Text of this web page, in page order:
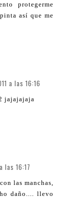
protegerme
así que me
a las 16:16
jajajajaja
las 16:17
las manchas,
daño.... llevo